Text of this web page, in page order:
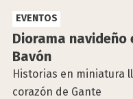
Dio­ra­ma navi­de­ño
Bavón
Historias en miniatura
corazón de Gante
EVENTOS